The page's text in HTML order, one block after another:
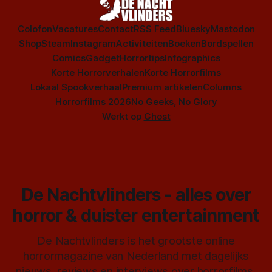
ColofonVacaturesContactRSS FeedBlueskyMastodon
ShopSteamInstagramActiviteitenBoekenBordspellen
ComicsGadgetHorrortipsInfographics
Korte HorrorverhalenKorte Horrorfilms
Lokaal SpookverhaalPremium artikelenColumns
Horrorfilms 2026No Geeks, No Glory
Werkt op Ghost
De Nachtvlinders - alles over
horror & duister entertainment
De Nachtvlinders is het grootste online
horrormagazine van Nederland met dagelijks